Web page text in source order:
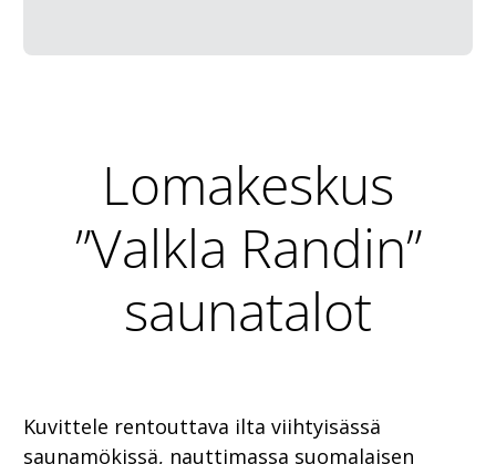
Lomakeskus
”Valkla Randin”
saunatalot
Kuvittele rentouttava ilta viihtyisässä
saunamökissä, nauttimassa suomalaisen